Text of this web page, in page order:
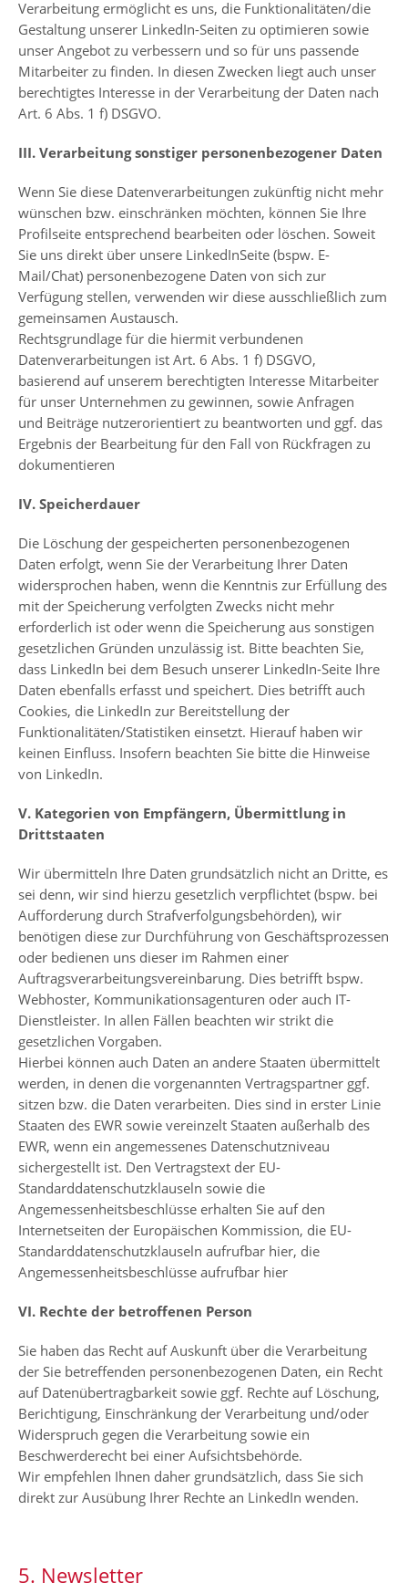
Verarbeitung ermöglicht es uns, die Funktionalitäten/die
Gestaltung unserer LinkedIn-Seiten zu optimieren sowie
unser Angebot zu verbessern und so für uns passende
Mitarbeiter zu finden. In diesen Zwecken liegt auch unser
berechtigtes Interesse in der Verarbeitung der Daten nach
Art. 6 Abs. 1 f) DSGVO.
III. Verarbeitung sonstiger personenbezogener Daten
Wenn Sie diese Datenverarbeitungen zukünftig nicht mehr
wünschen bzw. einschränken möchten, können Sie Ihre
Profilseite entsprechend bearbeiten oder löschen. Soweit
Sie uns direkt über unsere LinkedInSeite (bspw. E-
Mail/Chat) personenbezogene Daten von sich zur
Verfügung stellen, verwenden wir diese ausschließlich zum
gemeinsamen Austausch.
Rechtsgrundlage für die hiermit verbundenen
Datenverarbeitungen ist Art. 6 Abs. 1 f) DSGVO,
basierend auf unserem berechtigten Interesse Mitarbeiter
für unser Unternehmen zu gewinnen, sowie Anfragen
und Beiträge nutzerorientiert zu beantworten und ggf. das
Ergebnis der Bearbeitung für den Fall von Rückfragen zu
dokumentieren
IV. Speicherdauer
Die Löschung der gespeicherten personenbezogenen
Daten erfolgt, wenn Sie der Verarbeitung Ihrer Daten
widersprochen haben, wenn die Kenntnis zur Erfüllung des
mit der Speicherung verfolgten Zwecks nicht mehr
erforderlich ist oder wenn die Speicherung aus sonstigen
gesetzlichen Gründen unzulässig ist. Bitte beachten Sie,
dass LinkedIn bei dem Besuch unserer LinkedIn-Seite Ihre
Daten ebenfalls erfasst und speichert. Dies betrifft auch
Cookies, die LinkedIn zur Bereitstellung der
Funktionalitäten/Statistiken einsetzt. Hierauf haben wir
keinen Einfluss. Insofern beachten Sie bitte die Hinweise
von LinkedIn.
V. Kategorien von Empfängern, Übermittlung in
Drittstaaten
Wir übermitteln Ihre Daten grundsätzlich nicht an Dritte, es
sei denn, wir sind hierzu gesetzlich verpflichtet (bspw. bei
Aufforderung durch Strafverfolgungsbehörden), wir
benötigen diese zur Durchführung von Geschäftsprozessen
oder bedienen uns dieser im Rahmen einer
Auftragsverarbeitungsvereinbarung. Dies betrifft bspw.
Webhoster, Kommunikationsagenturen oder auch IT-
Dienstleister. In allen Fällen beachten wir strikt die
gesetzlichen Vorgaben.
Hierbei können auch Daten an andere Staaten übermittelt
werden, in denen die vorgenannten Vertragspartner ggf.
sitzen bzw. die Daten verarbeiten. Dies sind in erster Linie
Staaten des EWR sowie vereinzelt Staaten außerhalb des
EWR, wenn ein angemessenes Datenschutzniveau
sichergestellt ist. Den Vertragstext der EU-
Standarddatenschutzklauseln sowie die
Angemessenheitsbeschlüsse erhalten Sie auf den
Internetseiten der Europäischen Kommission, die EU-
Standarddatenschutzklauseln aufrufbar hier, die
Angemessenheitsbeschlüsse aufrufbar hier
VI. Rechte der betroffenen Person
Sie haben das Recht auf Auskunft über die Verarbeitung
der Sie betreffenden personenbezogenen Daten, ein Recht
auf Datenübertragbarkeit sowie ggf. Rechte auf Löschung,
Berichtigung, Einschränkung der Verarbeitung und/oder
Widerspruch gegen die Verarbeitung sowie ein
Beschwerderecht bei einer Aufsichtsbehörde.
Wir empfehlen Ihnen daher grundsätzlich, dass Sie sich
direkt zur Ausübung Ihrer Rechte an LinkedIn wenden.
5. Newsletter